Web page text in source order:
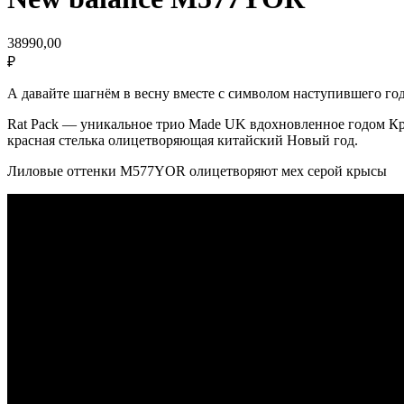
38990,00
₽
А давайте шагнём в весну вместе с символом наступившего
Rat Pack — уникальное трио Made UK вдохновленное годом
красная стелька олицетворяющая китайский Новый год.
Лиловые оттенки M577YOR олицетворяют мех серой крысы